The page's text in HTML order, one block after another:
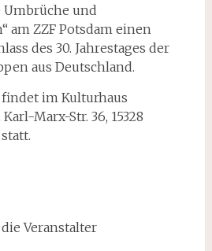
Umbrüche und
am ZZF Potsdam einen
des 30. Jahrestages der
aus Deutschland.
im Kulturhaus
Marx-Str. 36, 15328
Veranstalter